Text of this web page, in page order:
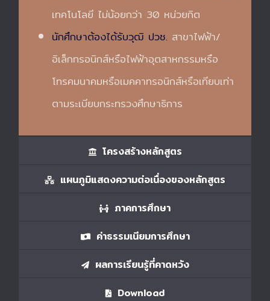
เทคโนโลยี ไม่น้อยกว่า 30 หน่วยกิต
นักศึกษาต้องได้รับวุฒิ ปวช. สาขาไฟฟ้า/
อิเล็กทรอนิกส์หรือไฟฟ้าอุตสาหกรรมหรือ
โทรคมนาคมหรือเมคคาทรอนิกส์หรือเทียบเท่า
ตามระเบียบกระทรวงศึกษาธิการ
โครงสร้างหลักสูตร
แผนภูมิแสดงความต่อเนื่องของหลักสูตร
ภาคการศึกษา
ค่าธรรมเนียมการศึกษา
ผลการเรียนรู้ที่คาดหวัง
Download